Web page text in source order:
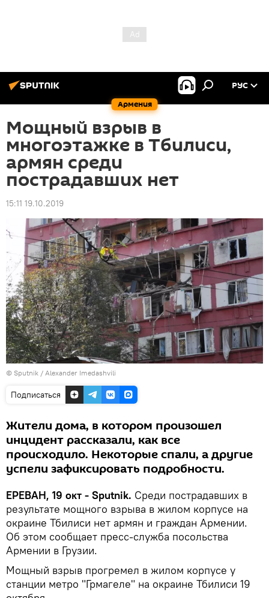
Армения
РУС
Мощный взрыв в
многоэтажке в Тбилиси,
армян среди
пострадавших нет
15:11 19.10.2019
© Sputnik / Alexander Imedashvili
Подписаться
Жители дома, в котором произошел
инцидент рассказали, как все
происходило. Некоторые спали, а другие
успели зафиксировать подробности.
ЕРЕВАН, 19 окт - Sputnik. Среди пострадавших в
результате мощного взрыва в жилом корпусе на
окраине Тбилиси нет армян и граждан Армении.
Об этом сообщает пресс-служба посольства
Армении в Грузии.
Мощный взрыв прогремел в жилом корпусе у
станции метро "Грмагеле" на окраине Тбилиси 19